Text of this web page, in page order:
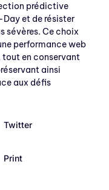
prédictive
et de résister
sévères. Ce choix
performance web
en conservant
ainsi
aux défis
Twitter
Print